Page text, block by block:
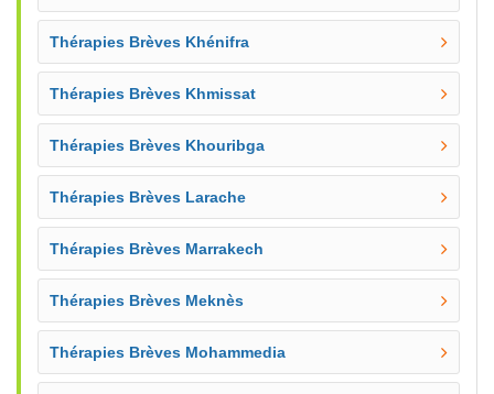
Thérapies Brèves Khénifra
Thérapies Brèves Khmissat
Thérapies Brèves Khouribga
Thérapies Brèves Larache
Thérapies Brèves Marrakech
Thérapies Brèves Meknès
Thérapies Brèves Mohammedia